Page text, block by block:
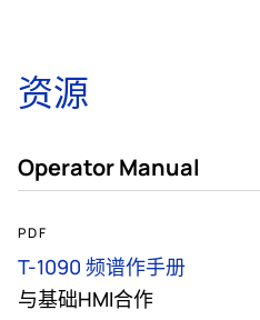
资源
Operator Manual
PDF
T-1090 频谱作手册
与基础HMI合作